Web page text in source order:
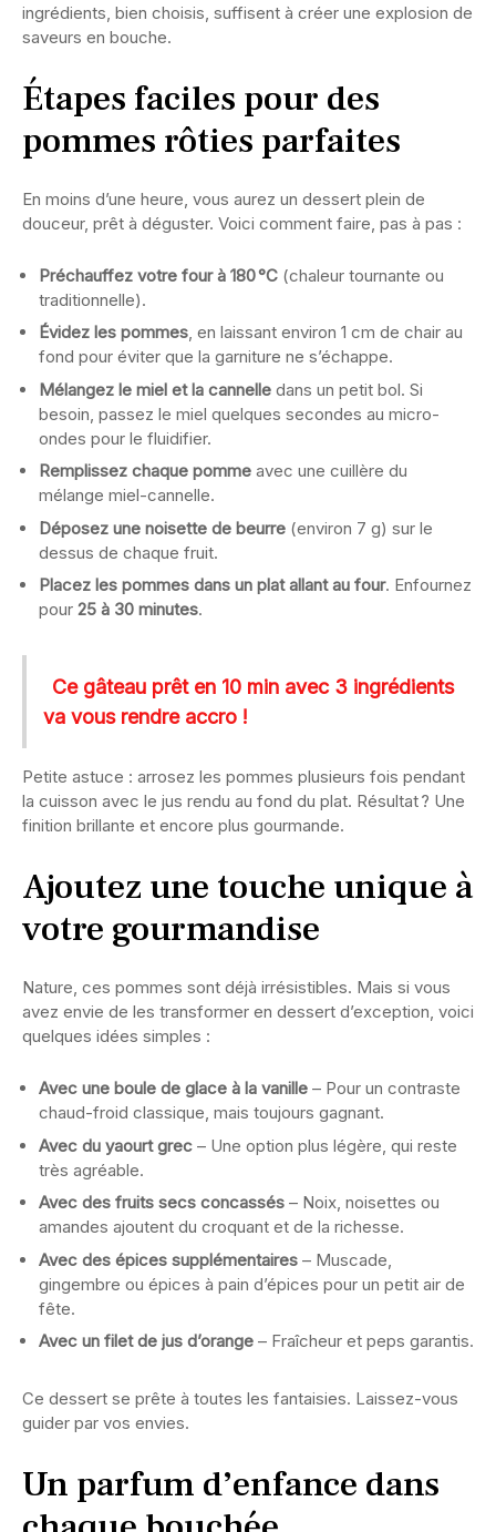
ingrédients, bien choisis, suffisent à créer une explosion de
saveurs en bouche.
Étapes faciles pour des
pommes rôties parfaites
En moins d’une heure, vous aurez un dessert plein de
douceur, prêt à déguster. Voici comment faire, pas à pas :
Préchauffez votre four à 180 °C (chaleur tournante ou
traditionnelle).
Évidez les pommes, en laissant environ 1 cm de chair au
fond pour éviter que la garniture ne s’échappe.
Mélangez le miel et la cannelle dans un petit bol. Si
besoin, passez le miel quelques secondes au micro-
ondes pour le fluidifier.
Remplissez chaque pomme avec une cuillère du
mélange miel-cannelle.
Déposez une noisette de beurre (environ 7 g) sur le
dessus de chaque fruit.
Placez les pommes dans un plat allant au four. Enfournez
pour 25 à 30 minutes.
Ce gâteau prêt en 10 min avec 3 ingrédients
va vous rendre accro !
Petite astuce : arrosez les pommes plusieurs fois pendant
la cuisson avec le jus rendu au fond du plat. Résultat ? Une
finition brillante et encore plus gourmande.
Ajoutez une touche unique à
votre gourmandise
Nature, ces pommes sont déjà irrésistibles. Mais si vous
avez envie de les transformer en dessert d’exception, voici
quelques idées simples :
Avec une boule de glace à la vanille – Pour un contraste
chaud-froid classique, mais toujours gagnant.
Avec du yaourt grec – Une option plus légère, qui reste
très agréable.
Avec des fruits secs concassés – Noix, noisettes ou
amandes ajoutent du croquant et de la richesse.
Avec des épices supplémentaires – Muscade,
gingembre ou épices à pain d’épices pour un petit air de
fête.
Avec un filet de jus d’orange – Fraîcheur et peps garantis.
Ce dessert se prête à toutes les fantaisies. Laissez-vous
guider par vos envies.
Un parfum d’enfance dans